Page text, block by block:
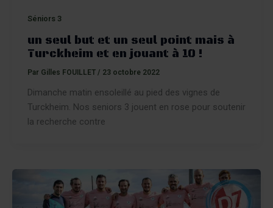
Séniors 3
un seul but et un seul point mais à
Turckheim et en jouant à 10 !
Par Gilles FOUILLET / 23 octobre 2022
Dimanche matin ensoleillé au pied des vignes de
Turckheim. Nos seniors 3 jouent en rose pour soutenir
la recherche contre